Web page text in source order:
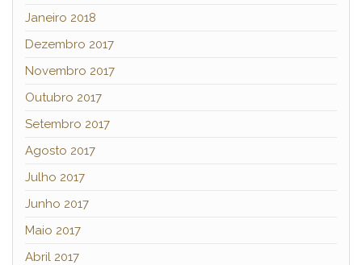
Janeiro 2018
Dezembro 2017
Novembro 2017
Outubro 2017
Setembro 2017
Agosto 2017
Julho 2017
Junho 2017
Maio 2017
Abril 2017